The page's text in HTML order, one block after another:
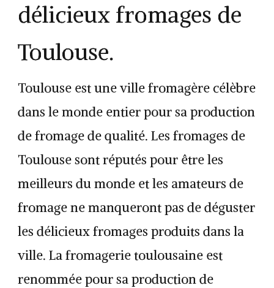
délicieux fromages de
Toulouse.
Toulouse est une ville fromagère célèbre
dans le monde entier pour sa production
de fromage de qualité. Les fromages de
Toulouse sont réputés pour être les
meilleurs du monde et les amateurs de
fromage ne manqueront pas de déguster
les délicieux fromages produits dans la
ville. La fromagerie toulousaine est
renommée pour sa production de